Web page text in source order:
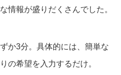
情報が盛りだくさんでした。
か3分。具体的には、簡単な
の希望を入力するだけ。